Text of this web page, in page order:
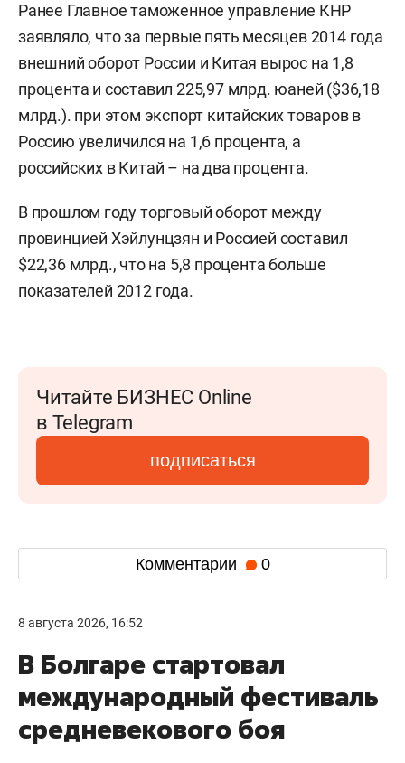
Ранее Главное таможенное управление КНР
заявляло, что за первые пять месяцев 2014 года
внешний оборот России и Китая вырос на 1,8
процента и составил 225,97 млрд. юаней ($36,18
млрд.). при этом экспорт китайских товаров в
Россию увеличился на 1,6 процента, а
российских в Китай – на два процента.
В прошлом году торговый оборот между
провинцией Хэйлунцзян и Россией составил
$22,36 млрд., что на 5,8 процента больше
показателей 2012 года.
Читайте БИЗНЕС Online
в Telegram
подписаться
Комментарии 0
8 августа 2026, 16:52
В Болгаре стартовал
международный фестиваль
средневекового боя